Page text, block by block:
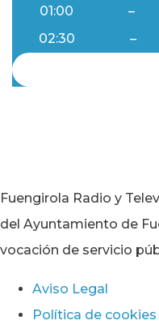
01:00 –
02:30
–
Fuengirola Radio y
del Ayuntamiento de
vocación de servicio
Aviso Legal
Política de cookies